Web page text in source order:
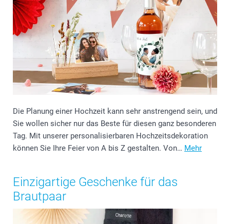
Die Planung einer Hochzeit kann sehr anstrengend sein, und
Sie wollen sicher nur das Beste für diesen ganz besonderen
Tag. Mit unserer personalisierbaren Hochzeitsdekoration
können Sie Ihre Feier von A bis Z gestalten. Von… Mehr
Einzigartige Geschenke für das
Brautpaar